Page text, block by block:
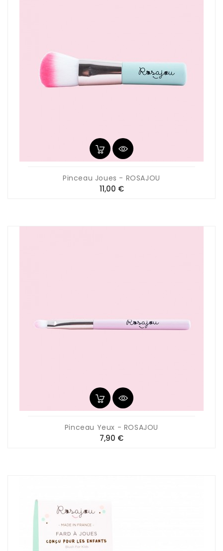
Pinceau Joues - ROSAJOU
11,00 €Prix
Pinceau Yeux - ROSAJOU
7,90 €Prix